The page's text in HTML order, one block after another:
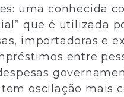
uma conhecida
que é utilizada
importadoras e
entre
oscilação mais